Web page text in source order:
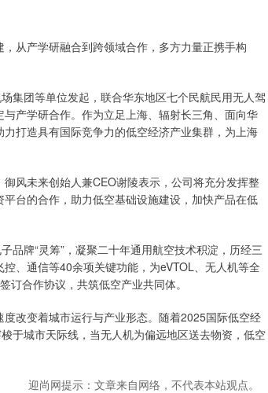
从产学研融合到跨领域合作，多方力量正携手构
集团等单位发起，联合华东地区七个民航民用无人驾
产学研合作。作为立足上海、辐射长三角、面向华
打造具有国际竞争力的低空经济产业集群，为上海
风未来创始人兼CEO谢陵表示，公司将充分发挥整
台的合作，助力低空基础设施建设，加快产品在低
品牌“灵筹”，凝聚二十年通用航空技术积淀，历经三
、通信等40余项关键功能，为eVTOL、无人机等全
合作协议，共筑低空产业共同体。
改变着城市运行与产业形态。随着2025国际低空经
于城市天际线，当无人机为偏远地区送去物资，低空
迎尚网提示：文章来自网络，不代表本站观点。